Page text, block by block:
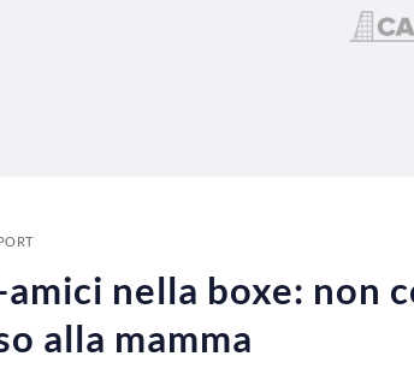
nella boxe: non
alla mamma